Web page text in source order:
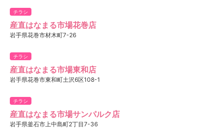
チラシ
産直はなまる市場花巻店
岩手県花巻市材木町7-26
チラシ
産直はなまる市場東和店
岩手県花巻市東和町土沢6区108-1
チラシ
産直はなまる市場サンパルク店
岩手県釜石市上中島町2丁目7-36